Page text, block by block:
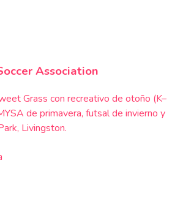
Association
Grass con recreativo de otoño (K–
de primavera, futsal de invierno y
Livingston.